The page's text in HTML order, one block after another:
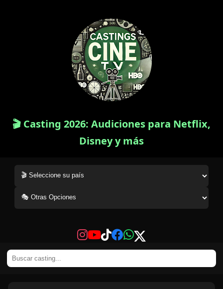
🎬 Casting 2026: Audiciones para Netflix,
Disney y más